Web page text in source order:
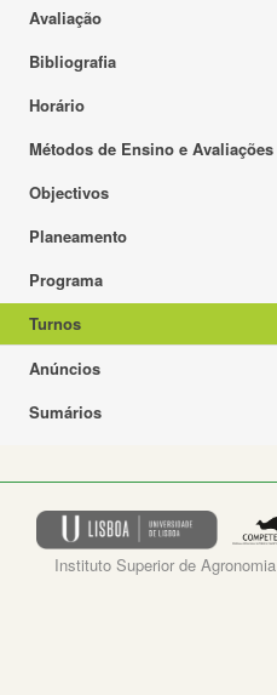
Avaliação
Bibliografia
Horário
Métodos de Ensino e Avaliações
Objectivos
Planeamento
Programa
Turnos
Anúncios
Sumários
Instituto Superior de Agronomia